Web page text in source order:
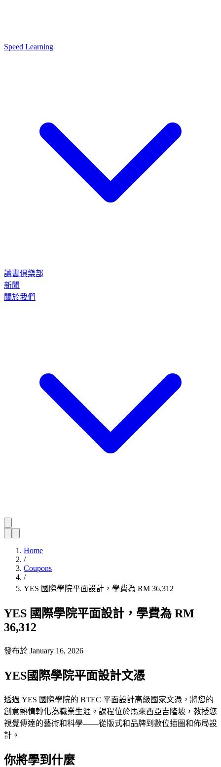
Speed Learning
讀書俱樂部
新聞
關於我們
Home
/
Coupons
/
YES 國際學院平面設計，學費為 RM 36,312
YES 國際學院平面設計，學費為 RM
36,312
發布於 January 16, 2026
YES國際學院平面設計文憑
透過 YES 國際學院的 BTEC 平面設計高級國家文憑，將您的
創意熱情轉化為職業生涯。課程位於馬來西亞吉隆坡，教授您
視覺傳達的藝術和科學——從版式和品牌到數位插圖和佈局設
計。
你將學到什麼